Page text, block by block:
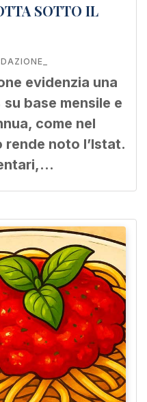
SOTTO IL
evidenzia una
base mensile e
come nel
rende noto l’Istat.